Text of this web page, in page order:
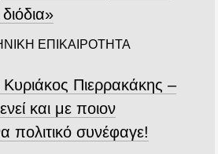
ΕΠΙΚΑΙΡΟΤΗΤΑ
Πιερρακάκης –
και με ποιον
πολιτικό συνέφαγε!